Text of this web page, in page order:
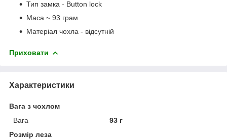
Тип замка - Button lock
Маса ~ 93 грам
Матеріал чохла - відсутній
Приховати
Характеристики
Вага з чохлом
Вага
93 г
Розмір леза